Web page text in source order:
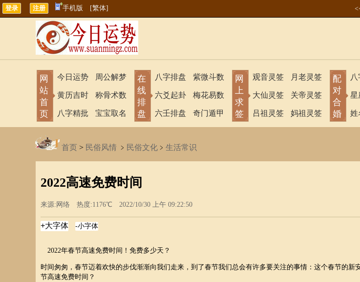
手机版 [繁体]
网
站
首
页
今日运势
黄历吉时
八字精批
周公解梦
称骨术数
宝宝取名
在
线
排
盘
八字排盘
六爻起卦
六壬排盘
紫微斗数
梅花易数
奇门遁甲
网
上
求
签
观音灵签
大仙灵签
吕祖灵签
月老灵签
关帝灵签
妈祖灵签
配
对
合
婚
星
姓
首页 > 民俗风情 ﹥ 民俗文化 ﹥ 生活常识
2022高速免费时间
来源:网络 热度:1176℃ 2022/10/30 上午 09:22:50
2022年春节高速免费时间！免费多少天？
时间匆匆，春节迈着欢快的步伐渐渐向我们走来，到了春节我们总会有许多要关注的事情：这个春节的新
节高速免费时间？